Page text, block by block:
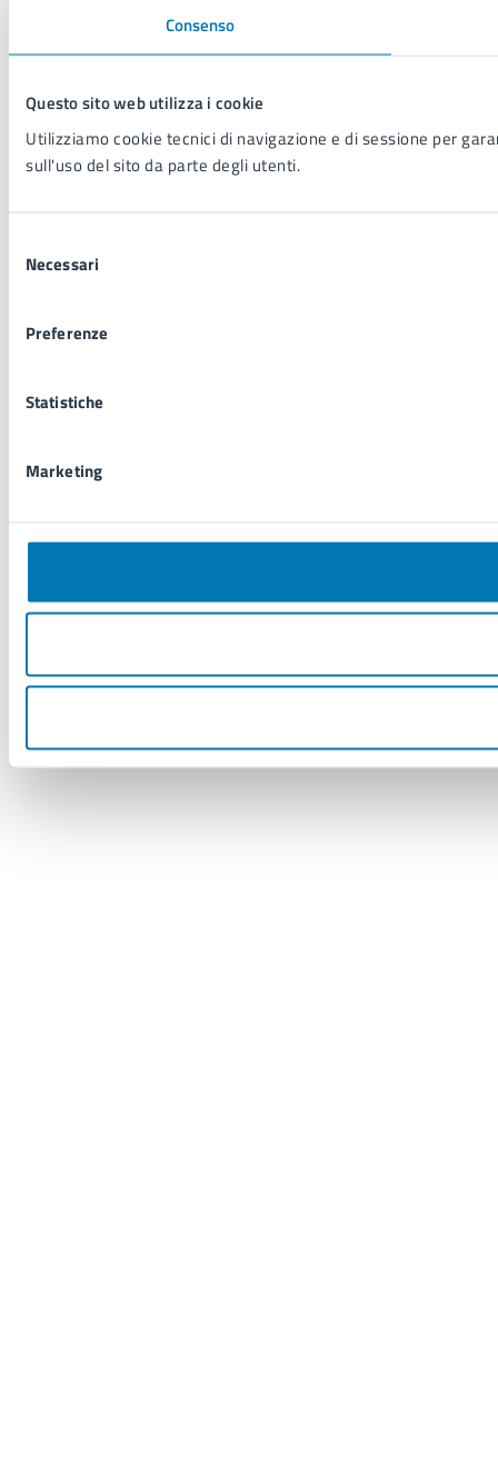
Consenso
Questo sito web utilizza i cookie
Utilizziamo cookie tecnici di navigazione e di sessione per
sull'uso del sito da parte degli utenti.
delNecessari
Preferenze
Statistiche
Marketing